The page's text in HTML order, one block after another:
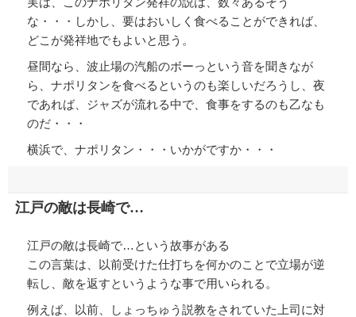
な・・・しかし、要はおいしく食べることができれば、
どこが発祥地でもよいと思う。
昼間なら、波止場の汽船のボーっという音を聞きなが
ら、ナポリタンを食べるというのも楽しいだろうし、夜
であれば、ジャズが流れる中で、食事をするのも乙なも
のだ・・・
横浜で、ナポリタン・・・いかがですか・・・
江戸の敵は長崎で…
江戸の敵は長崎で…という故事がある
この言葉は、以前受けた仕打ちを何かのことで立場が逆
転し、敵を返すというような事で用いられる。
例えば、以前、しょっちゅう説教をされていた上司に対